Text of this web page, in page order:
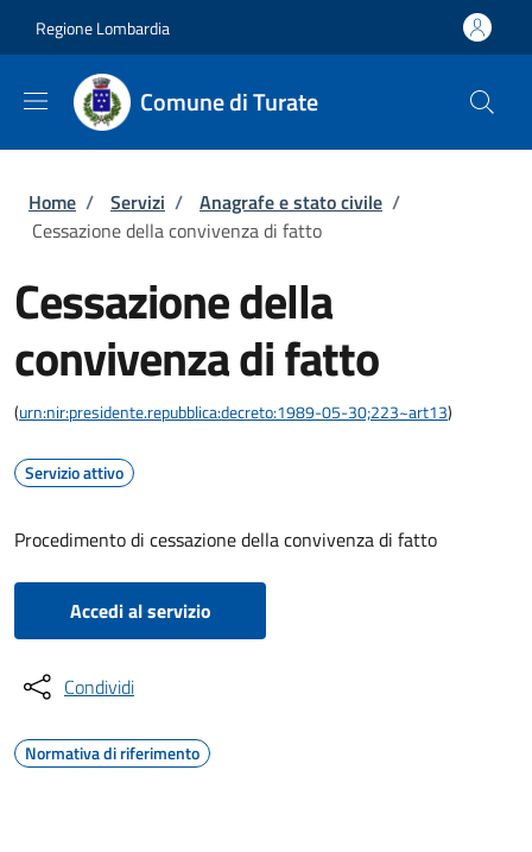
Regione Lombardia
Comune di Turate
Briciole di pane
Home / Servizi / Anagrafe e stato civile /
Cessazione della convivenza di fatto
Cessazione della
convivenza di fatto
(urn:nir:presidente.repubblica:decreto:1989-05-30;223~art13)
Servizio attivo
Procedimento di cessazione della convivenza di fatto
Accedi al servizio
Condividi
Normativa di riferimento